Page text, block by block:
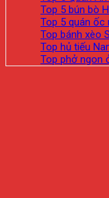
Top 5 bún bò
Top 5 quán ốc
Top bánh xèo
Top hủ tiếu
Top phở ngon